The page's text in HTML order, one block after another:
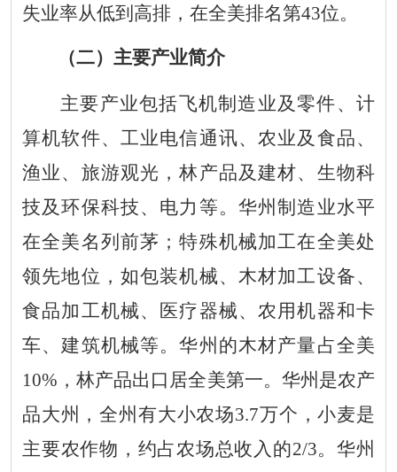
失业率从低到高排，在全美排名第43位。
（二）主要产业简介
主要产业包括飞机制造业及零件、计
算机软件、工业电信通讯、农业及食品、
渔业、旅游观光，林产品及建材、生物科
技及环保科技、电力等。华州制造业水平
在全美名列前茅；特殊机械加工在全美处
领先地位，如包装机械、木材加工设备、
食品加工机械、医疗器械、农用机器和卡
车、建筑机械等。华州的木材产量占全美
10% ，林产品出口居全美第一。华州是农产
品大州，全州有大小农场3.7万个，小麦是
主要农作物，约占农场总收入的2/3。华州